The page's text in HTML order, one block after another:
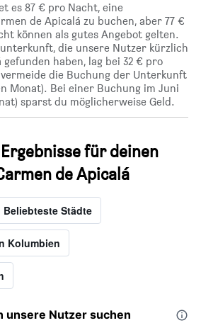
es 87 € pro Nacht, eine
de Apicalá zu buchen, aber 77 €
können als gutes Angebot gelten.
die unsere Nutzer kürzlich
haben, lag bei 32 € pro
die Buchung der Unterkunft
Monat). Bei einer Buchung im Juni
sparst du möglicherweise Geld.
für deinen
de Apicalá
Beliebteste Städte
Kolumbien
unsere Nutzer suchen